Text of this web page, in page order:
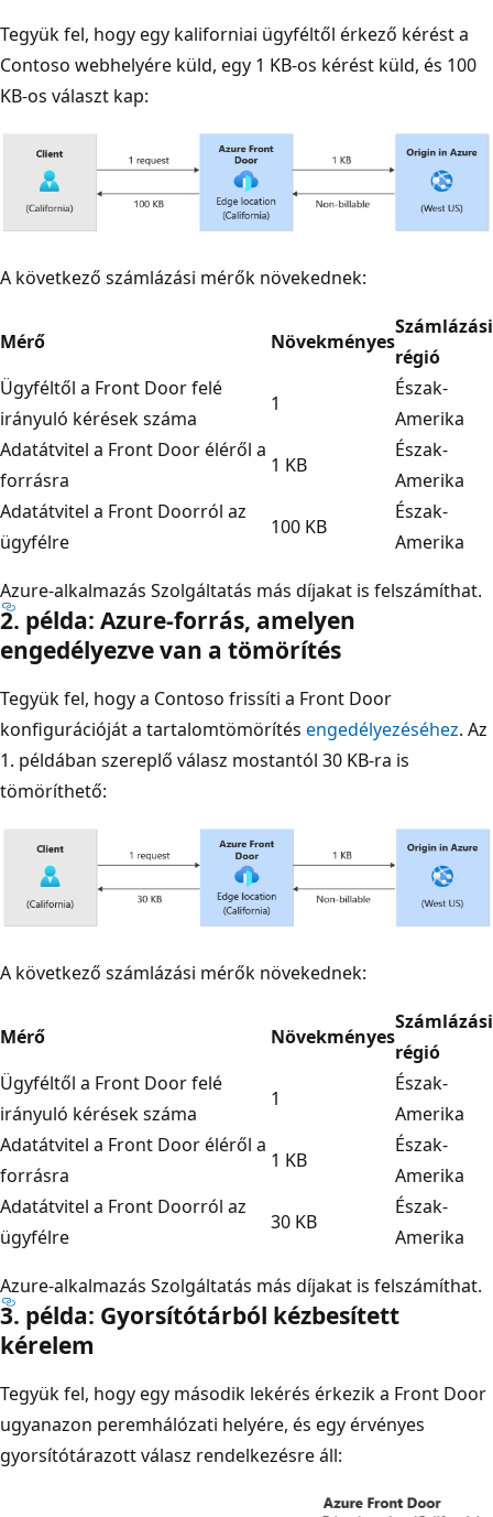
Tegyük fel, hogy egy kaliforniai ügyféltől érkező kérést a
Contoso webhelyére küld, egy 1 KB-os kérést küld, és 100
KB-os választ kap:
A következő számlázási mérők növekednek:
Mérő Növekményes
Számlázási
régió
Ügyféltől a Front Door felé
irányuló kérések száma
1
Észak-
Amerika
Adatátvitel a Front Door éléről a
forrásra
1 KB
Észak-
Amerika
Adatátvitel a Front Doorról az
ügyfélre
100 KB
Észak-
Amerika
Azure-alkalmazás Szolgáltatás más díjakat is felszámíthat.
2. példa: Azure-forrás, amelyen
engedélyezve van a tömörítés
Tegyük fel, hogy a Contoso frissíti a Front Door
konfigurációját a tartalomtömörítés engedélyezéséhez. Az
1. példában szereplő válasz mostantól 30 KB-ra is
tömöríthető:
A következő számlázási mérők növekednek:
Mérő Növekményes
Számlázási
régió
Ügyféltől a Front Door felé
irányuló kérések száma
1
Észak-
Amerika
Adatátvitel a Front Door éléről a
forrásra
1 KB
Észak-
Amerika
Adatátvitel a Front Doorról az
ügyfélre
30 KB
Észak-
Amerika
Azure-alkalmazás Szolgáltatás más díjakat is felszámíthat.
3. példa: Gyorsítótárból kézbesített
kérelem
Tegyük fel, hogy egy második lekérés érkezik a Front Door
ugyanazon peremhálózati helyére, és egy érvényes
gyorsítótárazott válasz rendelkezésre áll: